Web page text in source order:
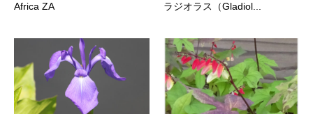
Africa ZA
ラジオラス（Gladiol...